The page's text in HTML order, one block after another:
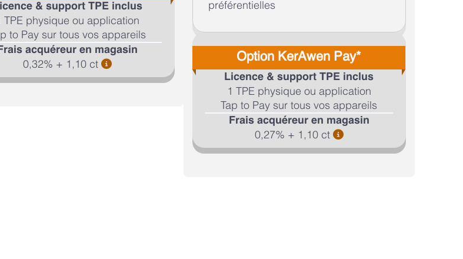
& support TPE inclus
TPE physique ou application
to Pay sur tous vos appareils
Frais acquéreur en magasin
0,32% + 1,10 ct
préférentielles
Option KerAwen Pay*
Licence & support TPE inclus
1 TPE physique ou application
Tap to Pay sur tous vos appareils
Frais acquéreur en magasin
0,27% + 1,10 ct